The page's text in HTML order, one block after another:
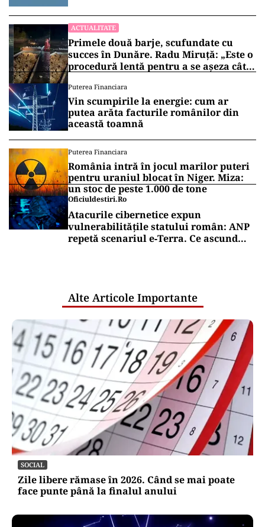
ACTUALITATE
Primele două barje, scufundate cu
succes în Dunăre. Radu Miruță: „Este o
procedură lentă pentru a se așeza cât
Puterea Financiara
Vin scumpirile la energie: cum ar
putea arăta facturile românilor din
această toamnă
Puterea Financiara
România intră în jocul marilor puteri
pentru uraniul blocat în Niger. Miza:
un stoc de peste 1.000 de tone
Oficiuldestiri.ro
Atacurile cibernetice expun
vulnerabilitățile statului român: ANP
repetă scenariul e‑Terra. Ce ascund
Alte Articole Importante
SOCIAL
Zile libere rămase în 2026. Când se mai poate
face punte până la finalul anului